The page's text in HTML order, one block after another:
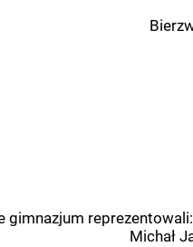
gimnazjum
Michał